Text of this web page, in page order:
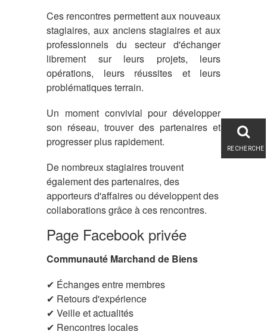
Ces rencontres permettent aux nouveaux
stagiaires, aux anciens stagiaires et aux
professionnels du secteur d'échanger
librement sur leurs projets, leurs
opérations, leurs réussites et leurs
problématiques terrain.
Un moment convivial pour développer
son réseau, trouver des partenaires et
progresser plus rapidement.
De nombreux stagiaires trouvent
également des partenaires, des
apporteurs d'affaires ou développent des
collaborations grâce à ces rencontres.
Page Facebook privée
Communauté Marchand de Biens
✔ Échanges entre membres
✔ Retours d'expérience
✔ Veille et actualités
✔ Rencontres locales
RECHERCHE